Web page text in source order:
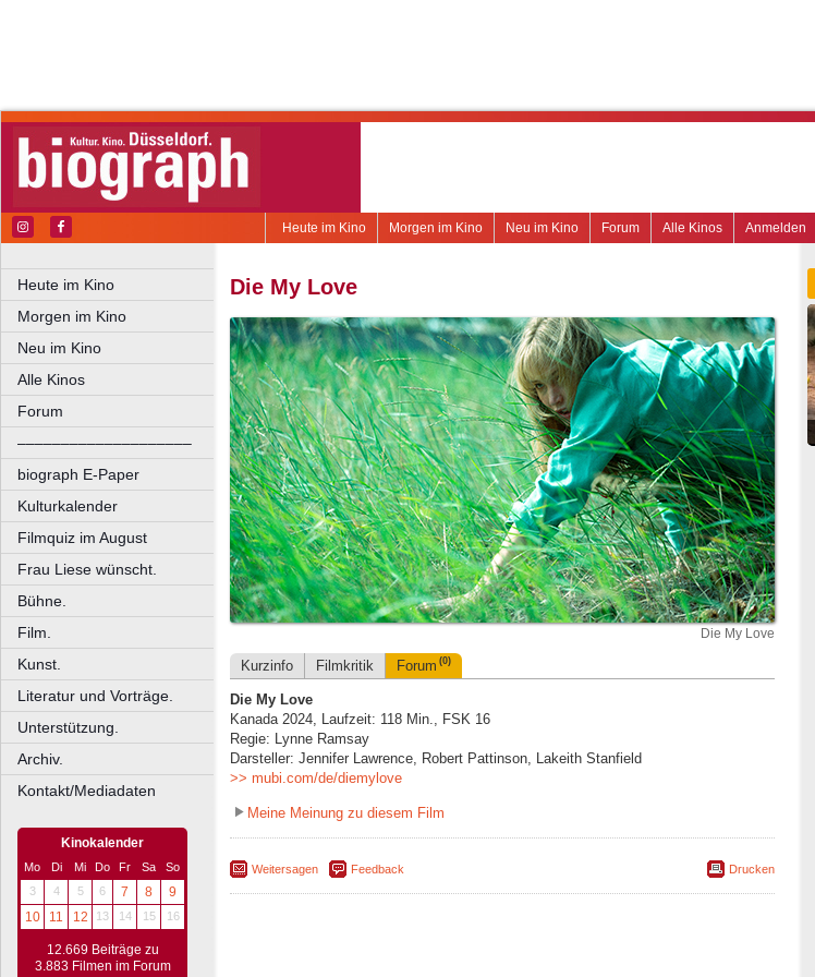
Anmelden
Alle Kinos
Forum
Neu im Kino
Morgen im Kino
Heute im Kino
Heute im Kino
Morgen im Kino
Neu im Kino
Alle Kinos
Forum
––––––––––––––––––––
biograph E-Paper
Kulturkalender
Filmquiz im August
Frau Liese wünscht.
Bühne.
Film.
Kunst.
Literatur und Vorträge.
Unterstützung.
Archiv.
Kontakt/Mediadaten
Kinokalender
Mo Di Mi Do Fr Sa
So
3
4 5 6 7 8
9
10
11 12 13 14 15 16
12.669 Beiträge zu
3.883 Filmen im Forum
Die My Love
Die My Love
Kurzinfo Filmkritik Forum (0)
Die My Love
Kanada 2024, Laufzeit: 118 Min., FSK 16
Regie: Lynne Ramsay
Darsteller: Jennifer Lawrence, Robert Pattinson, Lakeith Stanfield
>> mubi.com/de/diemylove
Meine Meinung zu diesem Film
Weitersagen Feedback Drucken